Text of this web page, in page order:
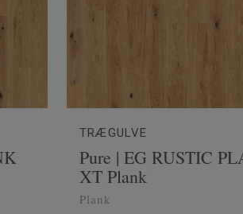
TRÆGULVE
Pure | EG RUSTIC
XT Plank
Plank